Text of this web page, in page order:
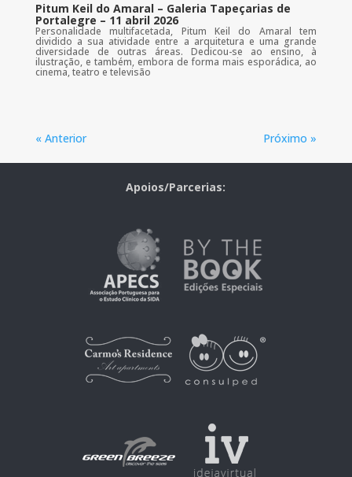
Pitum Keil do Amaral – Galeria Tapeçarias de
Portalegre – 11 abril 2026
Personalidade multifacetada, Pitum Keil do Amaral tem
dividido a sua atividade entre a arquitetura e uma grande
diversidade de outras áreas. Dedicou-se ao ensino, à
ilustração, e também, embora de forma mais esporádica, ao
cinema, teatro e televisão
« Anterior Próximo »
Apoios/Parcerias: